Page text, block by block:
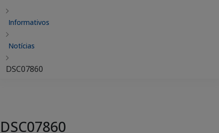
Informativos
Notícias
DSC07860
DSC07860